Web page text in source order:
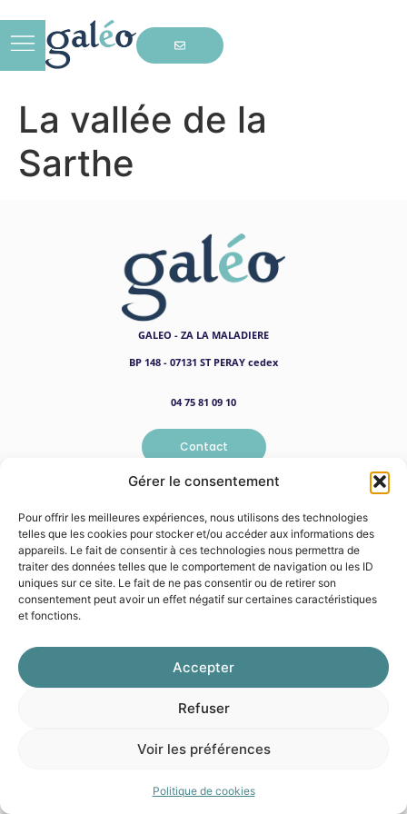
Gérer le consentement
Pour offrir les meilleures expériences, nous utilisons des technologies
telles que les cookies pour stocker et/ou accéder aux informations des
appareils. Le fait de consentir à ces technologies nous permettra de
traiter des données telles que le comportement de navigation ou les ID
uniques sur ce site. Le fait de ne pas consentir ou de retirer son
consentement peut avoir un effet négatif sur certaines caractéristiques
et fonctions.
Accepter
Refuser
Voir les préférences
Politique de cookies
La vallée de la
Sarthe
GALEO - ZA LA MALADIERE
BP 148 - 07131 ST PERAY cedex
04 75 81 09 10
Contact
© 2026 GaléoMentions légalesPolitique de confidentialité